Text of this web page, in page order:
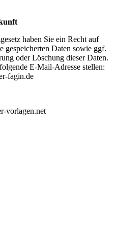
haben Sie ein Recht auf
gespeicherten Daten sowie ggf.
oder Löschung dieser Daten.
E-Mail-Adresse stellen:
fagin.de
vorlagen.net